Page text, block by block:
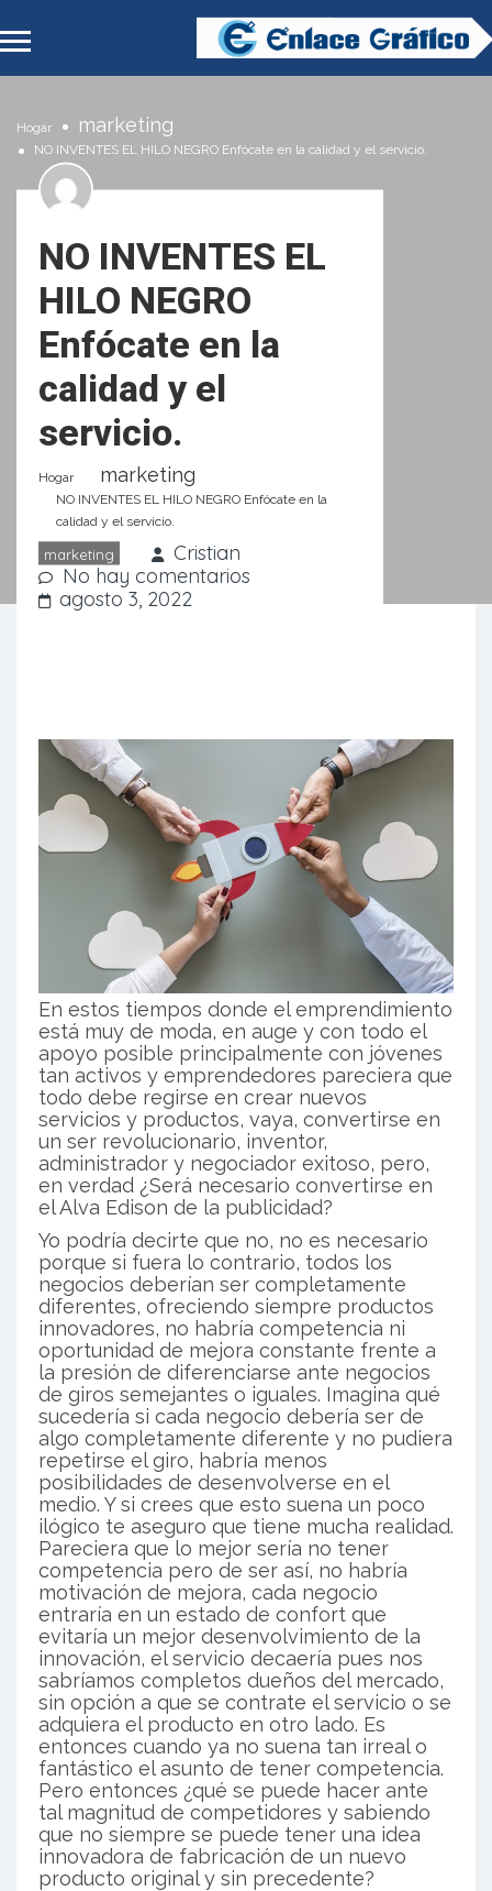
Hogar marketing
NO INVENTES EL HILO NEGRO Enfócate en la calidad y el servicio.
NO INVENTES EL
HILO NEGRO
Enfócate en la
calidad y el
servicio.
Hogar marketing
NO INVENTES EL HILO NEGRO Enfócate en la
calidad y el servicio.
marketing
Cristian
No hay comentarios
agosto 3, 2022
En estos tiempos donde el emprendimiento
está muy de moda, en auge y con todo el
apoyo posible principalmente con jóvenes
tan activos y emprendedores pareciera que
todo debe regirse en crear nuevos
servicios y productos, vaya, convertirse en
un ser revolucionario, inventor,
administrador y negociador exitoso, pero,
en verdad ¿Será necesario convertirse en
el Alva Edison de la publicidad?
Yo podría decirte que no, no es necesario
porque si fuera lo contrario, todos los
negocios deberían ser completamente
diferentes, ofreciendo siempre productos
innovadores, no habría competencia ni
oportunidad de mejora constante frente a
la presión de diferenciarse ante negocios
de giros semejantes o iguales. Imagina qué
sucedería si cada negocio debería ser de
algo completamente diferente y no pudiera
repetirse el giro, habría menos
posibilidades de desenvolverse en el
medio. Y si crees que esto suena un poco
ilógico te aseguro que tiene mucha realidad.
Pareciera que lo mejor sería no tener
competencia pero de ser así, no habría
motivación de mejora, cada negocio
entraría en un estado de confort que
evitaría un mejor desenvolvimiento de la
innovación, el servicio decaería pues nos
sabríamos completos dueños del mercado,
sin opción a que se contrate el servicio o se
adquiera el producto en otro lado. Es
entonces cuando ya no suena tan irreal o
fantástico el asunto de tener competencia.
Pero entonces ¿qué se puede hacer ante
tal magnitud de competidores y sabiendo
que no siempre se puede tener una idea
innovadora de fabricación de un nuevo
producto original y sin precedente?